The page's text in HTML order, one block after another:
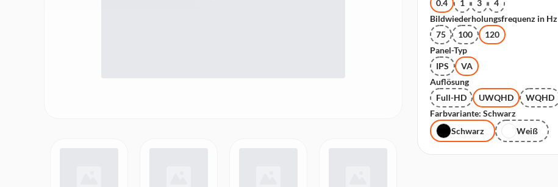
0.4
1 3
4
Bildwiederholungsfrequenz in Hz
75
100
120
Panel-Typ
IPS
VA
Auflösung
Full-HD
UWQHD WQHD
Farbvariante: Schwarz
Schwarz
Weiß